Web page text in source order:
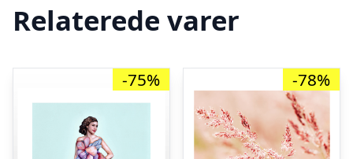
Relaterede varer
-75% -78%